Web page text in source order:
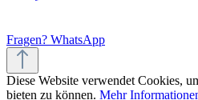
Fragen? WhatsApp
Diese Website verwendet Cookies,
bieten zu können. Mehr